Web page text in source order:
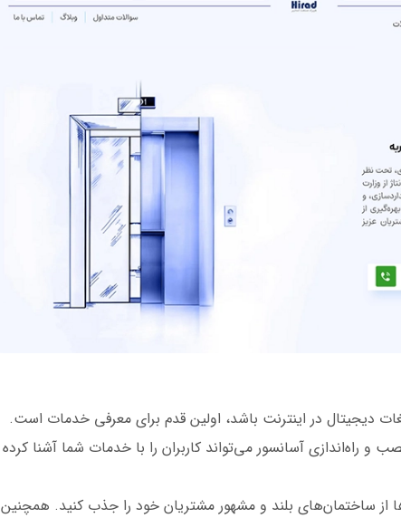
دیجیتال در اینترنت باشد، اولین قدم برای معرفی خدمات است.
راه‌اندازی آسانسور می‌تواند کاربران را با خدمات شما آشنا
از ساختمان‌های بلند و مشهور مشتریان خود را جذب کنید. همچنین